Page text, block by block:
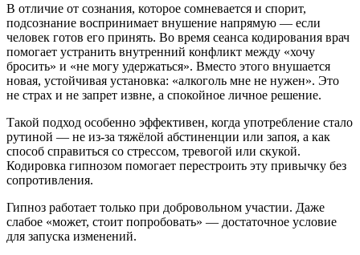
В отличие от сознания, которое сомневается и спорит,
подсознание воспринимает внушение напрямую — если
человек готов его принять. Во время сеанса кодирования врач
помогает устранить внутренний конфликт между «хочу
бросить» и «не могу удержаться». Вместо этого внушается
новая, устойчивая установка: «алкоголь мне не нужен». Это
не страх и не запрет извне, а спокойное личное решение.
Такой подход особенно эффективен, когда употребление стало
рутиной — не из-за тяжёлой абстиненции или запоя, а как
способ справиться со стрессом, тревогой или скукой.
Кодировка гипнозом помогает перестроить эту привычку без
сопротивления.
Гипноз работает только при добровольном участии. Даже
слабое «может, стоит попробовать» — достаточное условие
для запуска изменений.